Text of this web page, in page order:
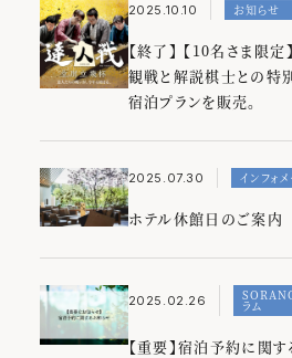
2025.10.10 お知らせ
【終了】 【10名さま限
観戦と解説棋士との特
宿泊プランを販売。
2025.07.30 インフォ
ホテル休館日のご案内
2025.02.26 ラム
【重要】宿泊予約に関